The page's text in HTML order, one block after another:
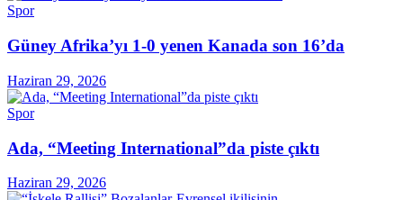
Spor
Güney Afrika’yı 1-0 yenen Kanada son 16’da
Haziran 29, 2026
Spor
Ada, “Meeting International”da piste çıktı
Haziran 29, 2026